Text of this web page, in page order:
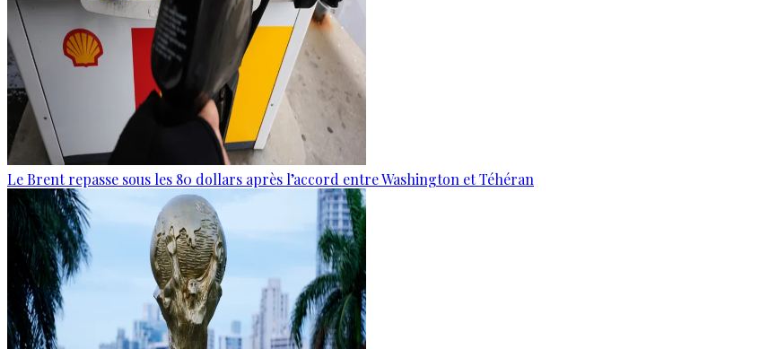
Le Brent repasse sous les 80 dollars après l’accord entre Washington et Téhéran